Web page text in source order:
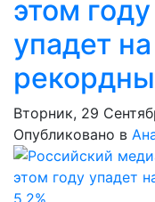
этом году
упадет на
Вторник, 29
Опубликовано в